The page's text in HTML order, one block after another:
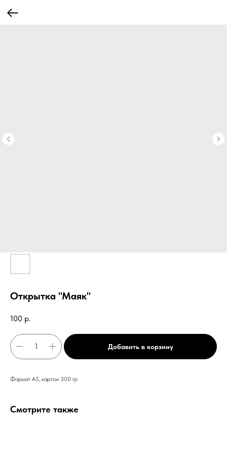
Открытка "Маяк"
100 р.
Добавить в корзину
Формат А5, картон 300 гр
Смотрите также